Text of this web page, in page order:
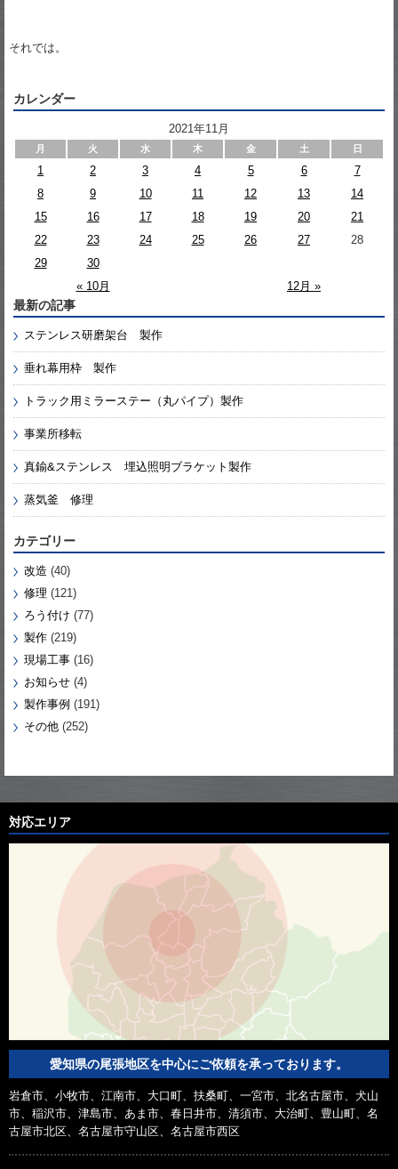
それでは。
カレンダー
2021年11月
月 火 水 木 金 土 日
« 10月 12月 »
1 2 3 4 5 6
7
8
9 10 11 12 13
14
15
16 17 18 19 20
21
22
23 24 25 26 27
28
29
30
最新の記事
ステンレス研磨架台 製作
垂れ幕用枠 製作
トラック用ミラーステー（丸パイプ）製作
事業所移転
真鍮&ステンレス 埋込照明ブラケット製作
蒸気釜 修理
カテゴリー
改造 (40)
修理 (121)
ろう付け (77)
製作 (219)
現場工事 (16)
お知らせ (4)
製作事例 (191)
その他 (252)
対応エリア
愛知県の尾張地区を中心にご依頼を承っております。
岩倉市、小牧市、江南市、大口町、扶桑町、一宮市、北名古屋市、犬山
市、稲沢市、津島市、あま市、春日井市、清須市、大治町、豊山町、名
古屋市北区、名古屋市守山区、名古屋市西区